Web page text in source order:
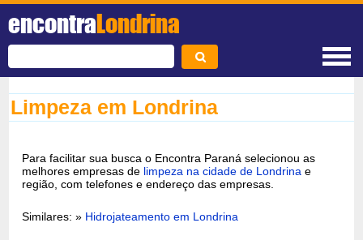
encontraLondrina
Limpeza em Londrina
Para facilitar sua busca o Encontra Paraná selecionou as
melhores empresas de limpeza na cidade de Londrina e
região, com telefones e endereço das empresas.
Similares: » Hidrojateamento em Londrina